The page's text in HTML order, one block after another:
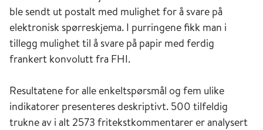
ble sendt ut postalt med mulighet for å svare på
elektronisk spørreskjema. I purringene fikk man i
tillegg mulighet til å svare på papir med ferdig
frankert konvolutt fra FHI.
Resultatene for alle enkeltspørsmål og fem ulike
indikatorer presenteres deskriptivt. 500 tilfeldig
trukne av i alt 2573 fritekstkommentarer er analysert